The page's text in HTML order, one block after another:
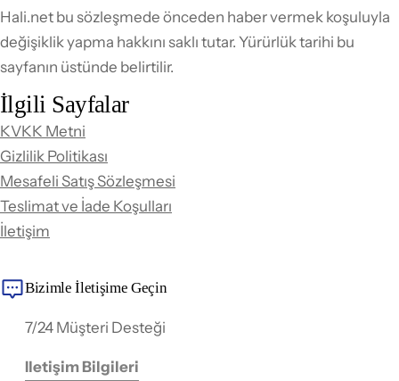
Hali.net bu sözleşmede önceden haber vermek koşuluyla
değişiklik yapma hakkını saklı tutar. Yürürlük tarihi bu
sayfanın üstünde belirtilir.
İlgili Sayfalar
KVKK Metni
Gizlilik Politikası
Mesafeli Satış Sözleşmesi
Teslimat ve İade Koşulları
İletişim
Bizimle İletişime Geçin
7/24 Müşteri Desteği
Iletişim Bilgileri